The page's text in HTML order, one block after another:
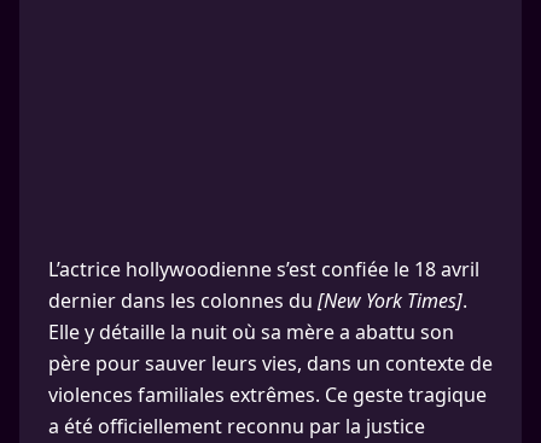
L’actrice hollywoodienne s’est confiée le 18 avril
dernier dans les colonnes du [New York Times].
Elle y détaille la nuit où sa mère a abattu son
père pour sauver leurs vies, dans un contexte de
violences familiales extrêmes. Ce geste tragique
a été officiellement reconnu par la justice